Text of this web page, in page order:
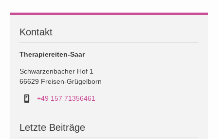
Kontakt
Therapiereiten-Saar
Schwarzenbacher Hof 1
66629 Freisen-Grügelborn
+49 157 71356461
Letzte Beiträge